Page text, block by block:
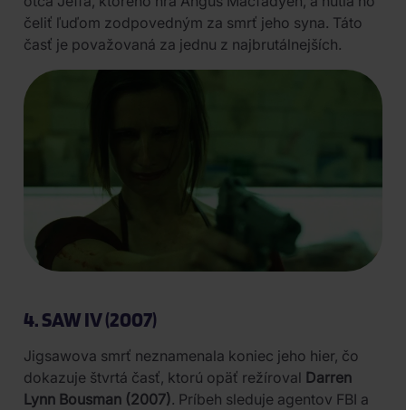
čeliť ľuďom zodpovedným za smrť jeho syna. Táto
časť je považovaná za jednu z najbrutálnejších.
4. SAW IV (2007)
Jigsawova smrť neznamenala koniec jeho hier, čo
dokazuje štvrtá časť, ktorú opäť režíroval Darren
Lynn Bousman (2007). Príbeh sleduje agentov FBI a